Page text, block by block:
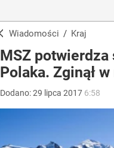
Wiadomości / Kraj
MSZ
Polaka. Zginął
Dodano:29 lipca 2017 6:58